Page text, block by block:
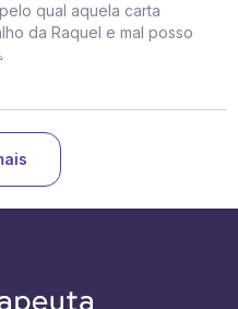
qual aquela carta
da Raquel e mal posso